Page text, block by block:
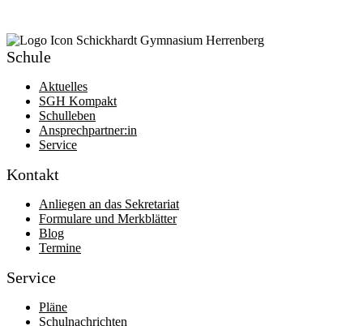
Schule
Aktuelles
SGH Kompakt
Schulleben
Ansprechpartner:in
Service
Kontakt
Anliegen an das Sekretariat
Formulare und Merkblätter
Blog
Termine
Service
Pläne
Schulnachrichten